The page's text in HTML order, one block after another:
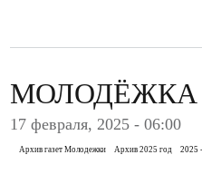
МОЛОДЁЖКА
17 февраля, 2025 - 06:00
Архив газет Молодежки Архив 2025 год 2025